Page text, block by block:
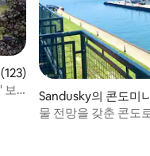
점(5점 만점), 후기 123개
보
Sandusky의 콘도미
물 전망을 갖춘 콘도